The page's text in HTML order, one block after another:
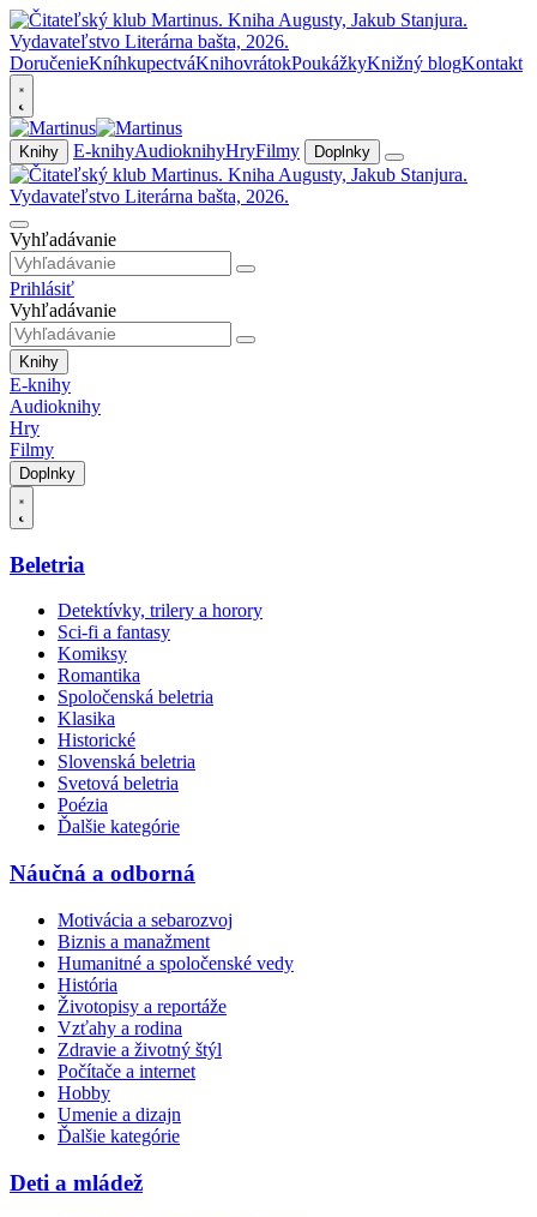
DoručenieKníhkupectváKnihovrátokPoukážkyKnižný blogKontakt
Knihy E-knihyAudioknihyHryFilmy Doplnky
Vyhľadávanie
Prihlásiť
Vyhľadávanie
Knihy
E-knihy
Audioknihy
Hry
Filmy
Doplnky
Beletria
Detektívky, trilery a horory
Sci-fi a fantasy
Komiksy
Romantika
Spoločenská beletria
Klasika
Historické
Slovenská beletria
Svetová beletria
Poézia
Ďalšie kategórie
Náučná a odborná
Motivácia a sebarozvoj
Biznis a manažment
Humanitné a spoločenské vedy
História
Životopisy a reportáže
Vzťahy a rodina
Zdravie a životný štýl
Počítače a internet
Hobby
Umenie a dizajn
Ďalšie kategórie
Deti a mládež